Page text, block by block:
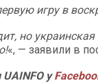
игру в
но
«, — заявили в
UAINFO у